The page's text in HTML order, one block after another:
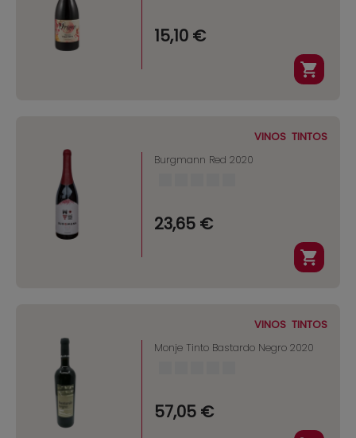
15,10 €
VINOS TINTOS
Burgmann Red 2020
23,65 €
VINOS TINTOS
Monje Tinto Bastardo Negro 2020
57,05 €